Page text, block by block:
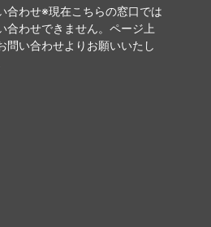
合わせ※現在こちらの窓口では
合わせできません。ページ上
問い合わせよりお願いいたし